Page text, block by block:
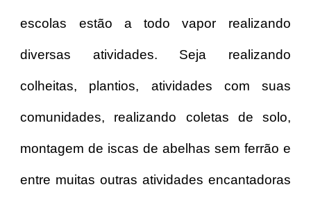
escolas estão a todo vapor realizando
diversas atividades. Seja realizando
colheitas, plantios, atividades com suas
comunidades, realizando coletas de solo,
montagem de iscas de abelhas sem ferrão e
entre muitas outras atividades encantadoras